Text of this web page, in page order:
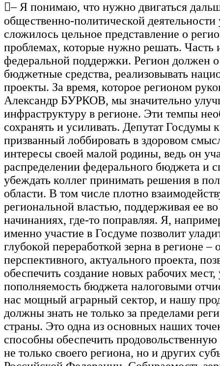
– Я понимаю, что нужно двигаться
общественно-политической деятельности
сложилось цельное представление о
проблемах, которые нужно решать. Часть
федеральной поддержки. Регион должен
бюджетные средства, реализовывать
проекты. За время, которое регионом
Александр БУРКОВ, мы значительно
инфраструктуру в регионе. Эти темпы
сохранять и усиливать. Депутат Госдумы
призванный лоббировать в здоровом
интересы своей малой родины, ведь он
распределении федерального бюджета и
убеждать коллег принимать решения в
области. В том числе плотно
региональной властью, поддерживая ее во
начинаниях, где-то поправляя. Я,
именно участие в Госдуме позволит
глубокой переработкой зерна в регионе –
перспективного, актуального проекта,
обеспечить создание новых рабочих мест,
пополняемость бюджета налоговыми
нас мощный аграрный сектор, и нашу
должны знать не только за пределами
страны. Это одна из основных наших
способны обеспечить продовольственную
не только своего региона, но и других